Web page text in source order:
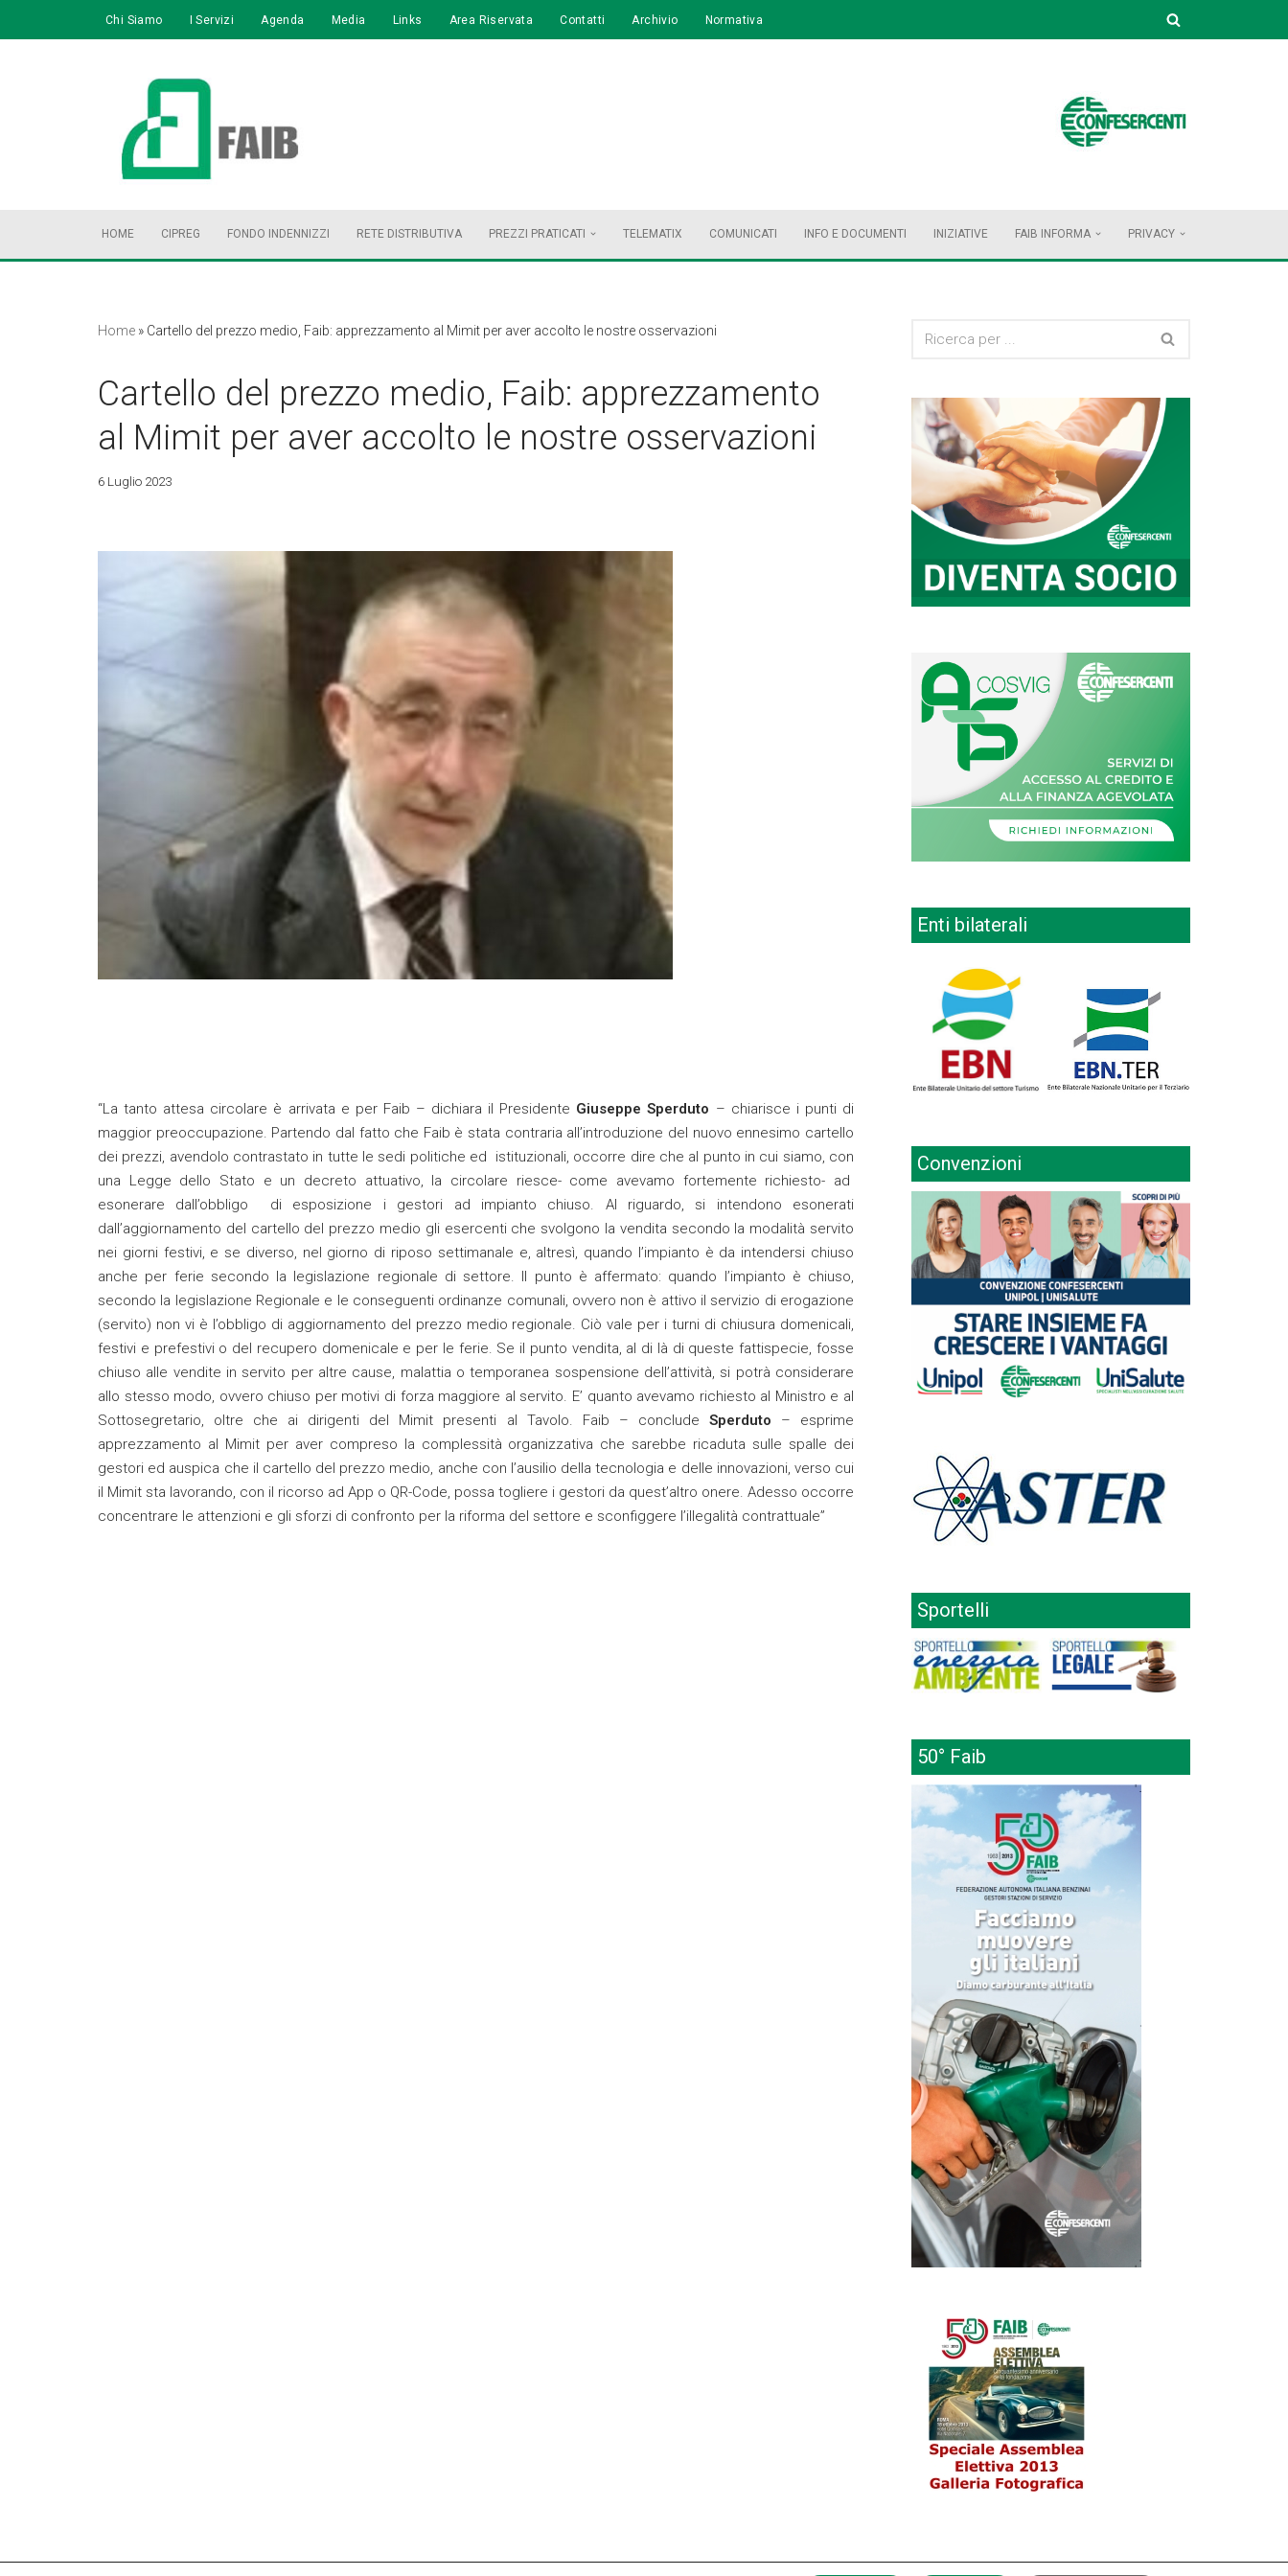
Chi Siamo I Servizi Agenda Media Links Area Riservata Contatti Archivio Normativa
HOME CIPREG FONDO INDENNIZZI RETE DISTRIBUTIVA PREZZI PRATICATI TELEMATIX COMUNICATI INFO E DOCUMENTI INIZIATIVE FAIB INFORMA PRIVACY
Home » Cartello del prezzo medio, Faib: apprezzamento al Mimit per aver accolto le nostre osservazioni
Cartello del prezzo medio, Faib: apprezzamento
al Mimit per aver accolto le nostre osservazioni
6 Luglio 2023
“La tanto attesa circolare è arrivata e per Faib – dichiara il Presidente Giuseppe Sperduto – chiarisce i punti di
maggior preoccupazione. Partendo dal fatto che Faib è stata contraria all’introduzione del nuovo ennesimo cartello
dei prezzi, avendolo contrastato in tutte le sedi politiche ed istituzionali, occorre dire che al punto in cui siamo, con
una Legge dello Stato e un decreto attuativo, la circolare riesce- come avevamo fortemente richiesto- ad
esonerare dall’obbligo di esposizione i gestori ad impianto chiuso. Al riguardo, si intendono esonerati
dall’aggiornamento del cartello del prezzo medio gli esercenti che svolgono la vendita secondo la modalità servito
nei giorni festivi, e se diverso, nel giorno di riposo settimanale e, altresì, quando l’impianto è da intendersi chiuso
anche per ferie secondo la legislazione regionale di settore. Il punto è affermato: quando l’impianto è chiuso,
secondo la legislazione Regionale e le conseguenti ordinanze comunali, ovvero non è attivo il servizio di erogazione
(servito) non vi è l’obbligo di aggiornamento del prezzo medio regionale. Ciò vale per i turni di chiusura domenicali,
festivi e prefestivi o del recupero domenicale e per le ferie. Se il punto vendita, al di là di queste fattispecie, fosse
chiuso alle vendite in servito per altre cause, malattia o temporanea sospensione dell’attività, si potrà considerare
allo stesso modo, ovvero chiuso per motivi di forza maggiore al servito. E’ quanto avevamo richiesto al Ministro e al
Sottosegretario, oltre che ai dirigenti del Mimit presenti al Tavolo. Faib – conclude Sperduto – esprime
apprezzamento al Mimit per aver compreso la complessità organizzativa che sarebbe ricaduta sulle spalle dei
gestori ed auspica che il cartello del prezzo medio, anche con l’ausilio della tecnologia e delle innovazioni, verso cui
il Mimit sta lavorando, con il ricorso ad App o QR-Code, possa togliere i gestori da quest’altro onere. Adesso occorre
concentrare le attenzioni e gli sforzi di confronto per la riforma del settore e sconfiggere l’illegalità contrattuale”
Enti bilaterali
Convenzioni
Sportelli
50° Faib